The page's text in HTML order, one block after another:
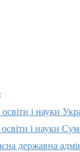
і науки
і науки
державна